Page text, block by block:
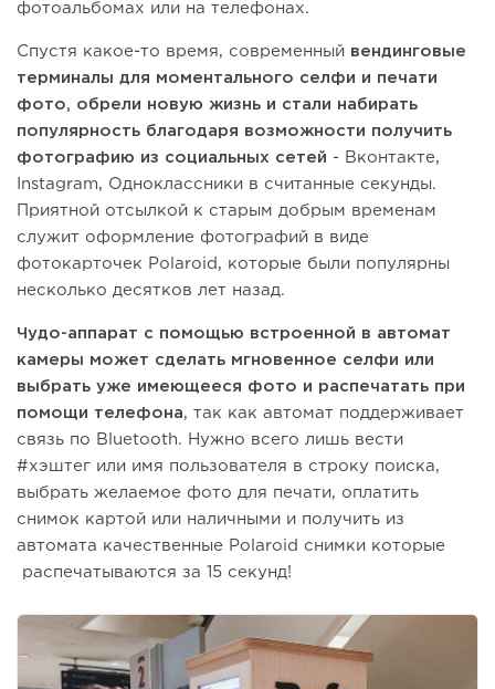
фотоальбомах или на телефонах.
Спустя какое-то время, современный вендинговые
терминалы для моментального селфи и печати
фото, обрели новую жизнь и стали набирать
популярность благодаря возможности получить
фотографию из социальных сетей - Вконтакте,
Instagram, Одноклассники в считанные секунды.
Приятной отсылкой к старым добрым временам
служит оформление фотографий в виде
фотокарточек Polaroid, которые были популярны
несколько десятков лет назад.
Чудо-аппарат с помощью встроенной в автомат
камеры может сделать мгновенное селфи или
выбрать уже имеющееся фото и распечатать при
помощи телефона, так как автомат поддерживает
связь по Bluetooth. Нужно всего лишь вести
#хэштег или имя пользователя в строку поиска,
выбрать желаемое фото для печати, оплатить
снимок картой или наличными и получить из
автомата качественные Polaroid снимки которые
распечатываются за 15 секунд!